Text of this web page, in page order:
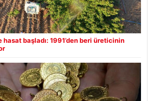
hasat başladı: 1991’den beri üreticinin